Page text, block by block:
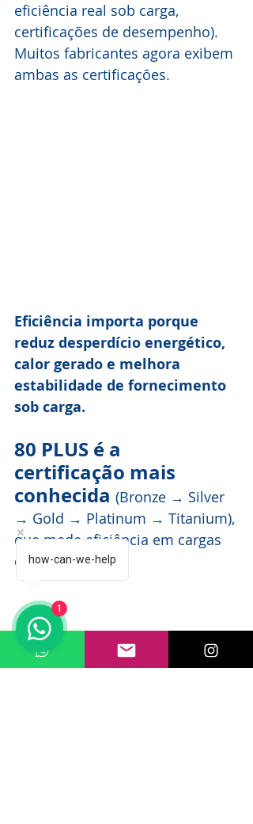
eficiência real sob carga,
certificações de desempenho).
Muitos fabricantes agora exibem
ambas as certificações.
Eficiência importa porque
reduz desperdício energético,
calor gerado e melhora
estabilidade de fornecimento
sob carga.
80 PLUS é a
certificação mais
conhecida (Bronze → Silver
→ Gold → Platinum → Titanium),
que mede eficiência em cargas
específicas.
how-can-we-help
1